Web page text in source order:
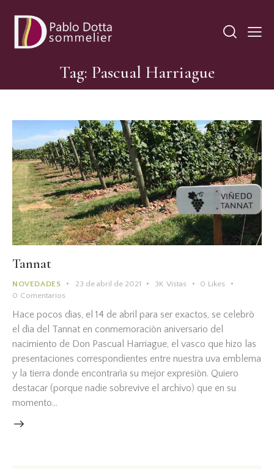
Tag: Pascual Harriague
Tannat
NOVEDADES 23 de abril de 2021 3K Vistas 0 Likes
0 Comentarios
Hace pocos dìas, el 14 de abril para ser exactos, se celebrò
el dìa del Tannat en conmemoraciòn aniversario del
nacimiento de Don Pascual Harriague, el vasco que hizo las
presentaciones correspondientes entre nuestra uva emblema
y la tierra donde encontrarìa su mejor expresiòn. Quiero
destacar (porque nadie sobrevive el archivo) que en su
momento…